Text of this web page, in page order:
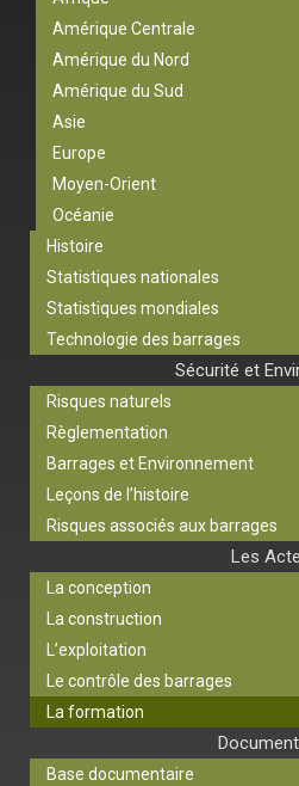
Amérique Centrale
Amérique du Nord
Amérique du Sud
Asie
Europe
Moyen-Orient
Océanie
Histoire
Statistiques nationales
Statistiques mondiales
Technologie des barrages
Sécurité et
Risques naturels
Règlementation
Barrages et Environnement
Leçons de l’histoire
Risques associés aux barrages
Les
La conception
La construction
L’exploitation
Le contrôle des barrages
La formation
Base documentaire